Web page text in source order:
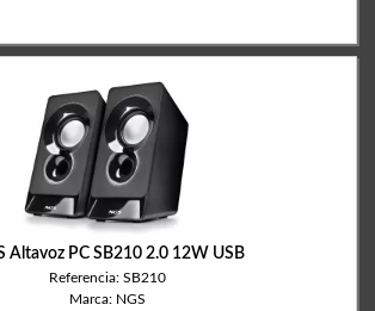
Altavoz PC SB210 2.0 12W USB
Referencia: SB210
Marca: NGS